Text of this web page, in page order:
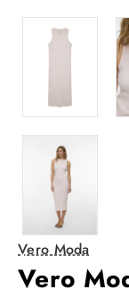
Vero Moda
Vero